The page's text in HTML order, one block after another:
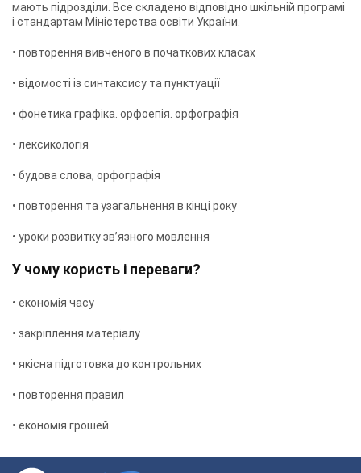
мають підрозділи. Все складено відповідно шкільній програмі
і стандартам Міністерства освіти України.
• повторення вивченого в початкових класах
• відомості із синтаксису та пунктуації
• фонетика графіка. орфоепія. орфографія
• лексикологія
• будова слова, орфографія
• повторення та узагальнення в кінці року
• уроки розвитку зв’язного мовлення
У чому користь і переваги?
• економія часу
• закріплення матеріалу
• якісна підготовка до контрольних
• повторення правил
• економія грошей